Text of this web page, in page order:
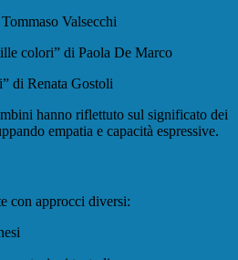
Valsecchi
colori” di Paola De Marco
di Renata Gostoli
hanno riflettuto sul significato dei
empatia e capacità espressive.
con approcci diversi: